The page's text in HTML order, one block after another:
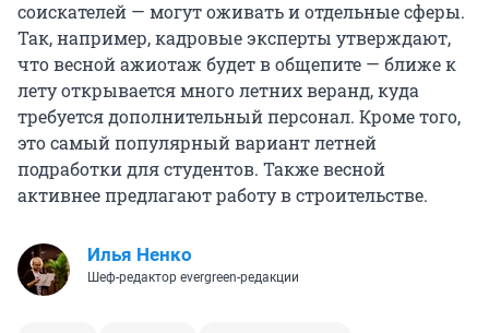
соискателей — могут оживать и отдельные сферы.
Так, например, кадровые эксперты утверждают,
что весной ажиотаж будет в общепите — ближе к
лету открывается много летних веранд, куда
требуется дополнительный персонал. Кроме того,
это самый популярный вариант летней
подработки для студентов. Также весной
активнее предлагают работу в строительстве.
Илья Ненко
Шеф-редактор evergreen-редакции